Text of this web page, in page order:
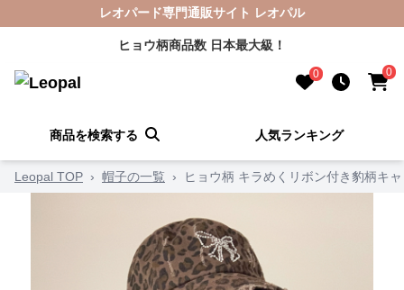
レオパード専門通販サイト レオパル
ヒョウ柄商品数 日本最大級！
0 0
商品を検索する 人気ランキング
Leopal TOP › 帽子の一覧 › ヒョウ柄 キラめくリボン付き豹柄キ